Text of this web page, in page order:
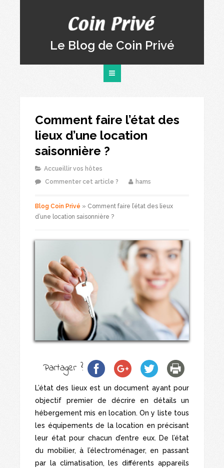
Le Blog de Coin Privé
Comment faire l’état des
lieux d’une location
saisonnière ?
Accueillir vos hôtes
Commenter cet article ?
hams
Blog Coin Privé » Comment faire l’état des lieux
d’une location saisonnière ?
Partager ?
L’état des lieux est un document ayant pour
objectif premier de décrire en détails un
hébergement mis en location. On y liste tous
les équipements de la location en précisant
leur état pour chacun d’entre eux. De l’état
du mobilier, à l’électroménager, en passant
par la climatisation, les différents appareils